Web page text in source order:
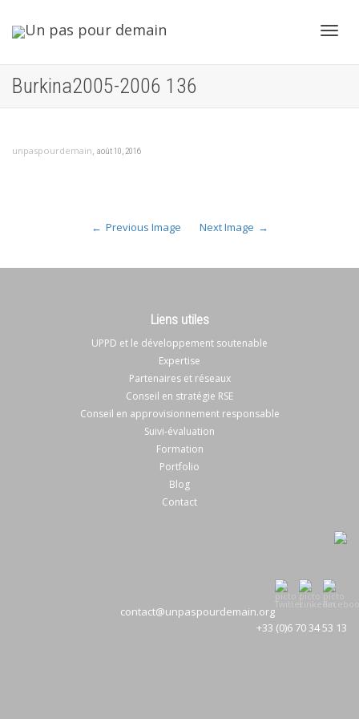
Burkina2005-2006 136
unpaspourdemain, août 10, 2016
Previous Image Next Image
Liens utiles
UPPD et le développement soutenable
Expertise
Partenaires et réseaux
Conseil en stratégie RSE
Conseil en approvisionnement responsable
Suivi-évaluation
Formation
Portfolio
Blog
Contact
contact@unpaspourdemain.org
+33 (0)6 70 34 53 13